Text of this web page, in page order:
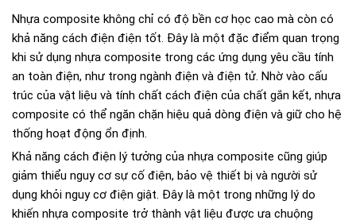
Nhựa composite không chỉ có độ bền cơ học cao mà còn có
khả năng cách điện điện tốt. Đây là một đặc điểm quan trọng
khi sử dụng nhựa composite trong các ứng dụng yêu cầu tính
an toàn điện, như trong ngành điện và điện tử. Nhờ vào cấu
trúc của vật liệu và tính chất cách điện của chất gắn kết, nhựa
composite có thể ngăn chặn hiệu quả dòng điện và giữ cho hệ
thống hoạt động ổn định.
Khả năng cách điện lý tưởng của nhựa composite cũng giúp
giảm thiểu nguy cơ sự cố điện, bảo vệ thiết bị và người sử
dụng khỏi nguy cơ điện giật. Đây là một trong những lý do
khiến nhựa composite trở thành vật liệu được ưa chuộng